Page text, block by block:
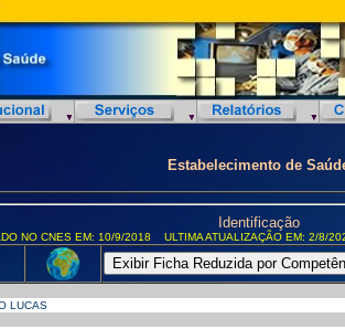
Estabelecimento de
Identificação
NO CNES EM: 10/9/2018 ULTIMA ATUALIZAÇÃO EM: 2/8/
LUCAS